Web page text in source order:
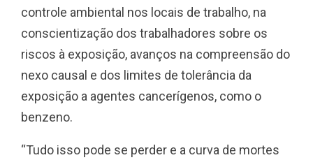
controle ambiental nos locais de trabalho, na
conscientização dos trabalhadores sobre os
riscos à exposição, avanços na compreensão do
nexo causal e dos limites de tolerância da
exposição a agentes cancerígenos, como o
benzeno.
“Tudo isso pode se perder e a curva de mortes